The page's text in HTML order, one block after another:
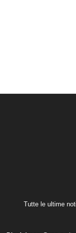
Tutte le ultime